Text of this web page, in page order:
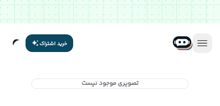
خرید اشتراک
تصویری موجود نیست